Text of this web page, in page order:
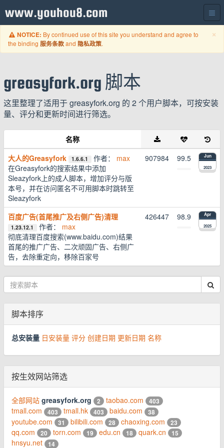
www.youhou8.com
×
NOTICE: By continued use of this site you understand and agree to
the binding 服务条款and 隐私政策.
greasyfork.org 脚本
这里整理了适用于 greasyfork.org 的 2 个用户脚本，可按安装
量、评分和更新时间进行筛选。
名称
大人的Greasyfork
1.6.6.1 作者： max
在Greasyfork的搜索结果中添加
Sleazyfork上的成人脚本，增加评分与版
本号，并在访问匿名不可用脚本时跳转至
Sleazyfork
907984 99.5 Jun
2023
百度广告(首尾推广及右侧广告)清理
1.23.12.1 作者： max
彻底清理百度搜索(www.baidu.com)结果
首尾的推广广告、二次顽固广告、右侧广
告，去除重定向，移除百家号
426447 98.9 Apr
2025
脚本排序
总安装量 日安装量 评分 创建日期 更新日期 名称
按生效网站筛选
全部网站 greasyfork.org 2 taobao.com 403
tmall.com 403 tmall.hk 403 baidu.com 38
youtube.com 31 bilibili.com 28 chaoxing.com 23
qq.com 20 torn.com 19 edu.cn 18 quark.cn 15
hnsyu.net 14